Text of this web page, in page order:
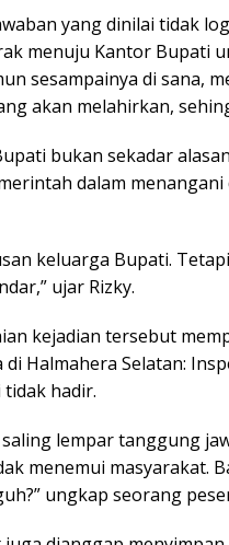
yang dinilai tidak
menuju Kantor Bupati
sesampainya di sana,
akan melahirkan,
bukan sekadar
dalam
keluarga Bupati.
ujar Rizky.
kejadian tersebut
di Halmahera Selatan:
hadir.
lempar tanggung
menemui masyarakat.
ungkap seorang